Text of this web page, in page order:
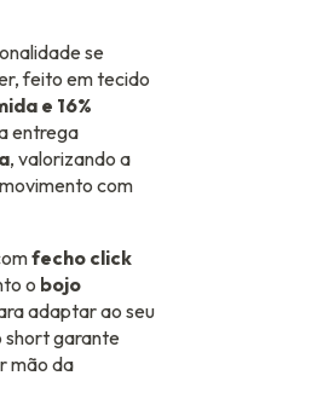
se
feito em tecido
e 16%
entrega
, valorizando a
com
fecho click
o bojo
adaptar ao seu
short garante
mão da